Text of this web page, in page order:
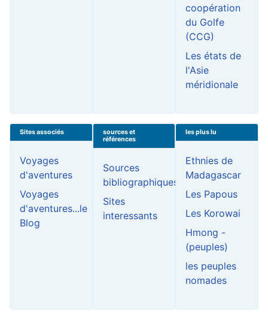
coopération
du Golfe
(CCG)
Les états de
l'Asie
méridionale
Sites associés
Voyages
d'aventures
Voyages
d'aventures...le
Blog
sources et
références
Sources
bibliographiques
Sites
interessants
les plus lu
Ethnies de
Madagascar
Les Papous
Les Korowai
Hmong -
(peuples)
les peuples
nomades